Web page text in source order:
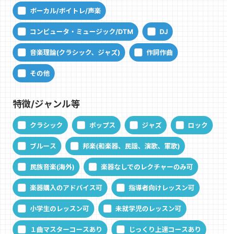
ボーカル/ボイトレ/声楽
コンピュータ・ミュージック/DTM DJ
音楽理論(クラシック、ジャズ) 作詞作曲
その他
特徴/ジャンル等
クラシック ポップス ジャズ ロック
ブルース 邦楽(和楽器、民謡、演歌、軍歌)
民族音楽(海外) 楽器なしでのレクチャーのみ可
楽器購入のアドバイス可 指導者向けレッスン可
小学生のレッスン可 未就学児のレッスン可
１曲マスターコースあり じっくり上達コースあり